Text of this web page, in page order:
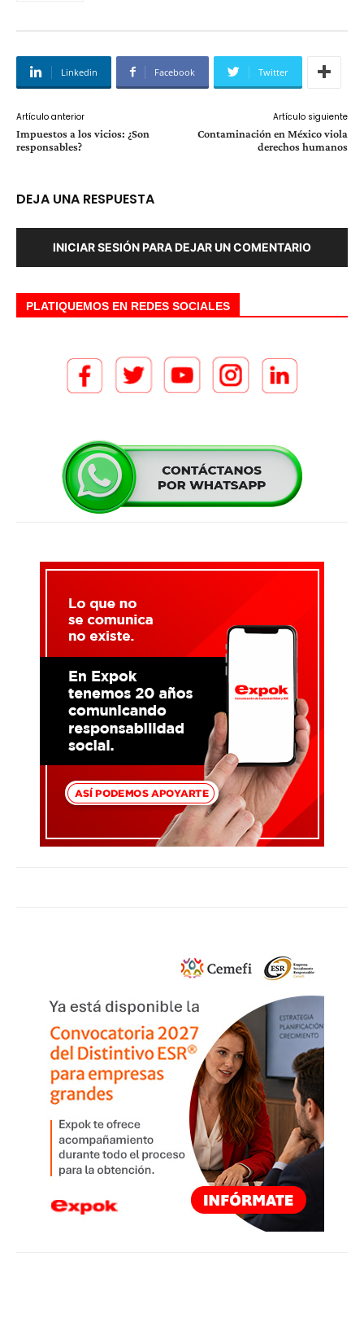
Linkedin Facebook Twitter
Artículo anterior
Impuestos a los vicios: ¿Son
responsables?
Artículo siguiente
Contaminación en México viola
derechos humanos
DEJA UNA RESPUESTA
INICIAR SESIÓN PARA DEJAR UN COMENTARIO
PLATIQUEMOS EN REDES SOCIALES